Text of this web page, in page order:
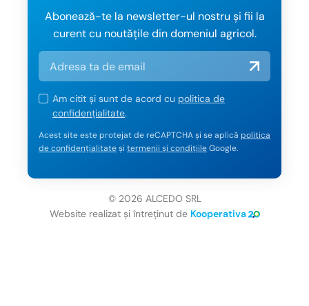
Abonează-te la newsletter-ul nostru și fii la
curent cu noutățile din domeniul agricol.
Am citit și sunt de acord cu politica de
confidențialitate.
Acest site este protejat de reCAPTCHA și se aplică politica
de confidențialitateși termenii și condițiileGoogle.
© 2026 ALCEDO SRL
Website realizat și întreținut de Kooperativa